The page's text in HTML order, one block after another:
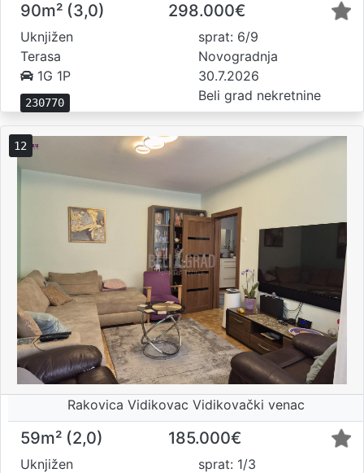
90m² (3,0) 298.000€
Uknjižen
Terasa
1G 1P
230770
sprat: 6/9
Novogradnja
30.7.2026
Beli grad nekretnine
12
Rakovica Vidikovac Vidikovački venac
59m² (2,0) 185.000€
Uknjižen
sprat: 1/3